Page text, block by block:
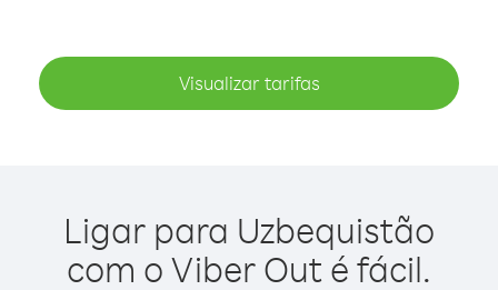
Visualizar tarifas
Ligar para Uzbequistão
com o Viber Out é fácil.